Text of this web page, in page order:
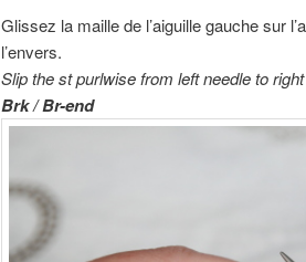
Glissez la maille de l’aiguille gauche sur
l’envers.
Slip the st purlwise from left needle to
Brk / Br-end